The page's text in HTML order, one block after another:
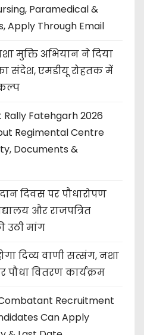
Paramedical &
Apply Through Email
मुक्ति अभियान ने दिया
संदेश, एमडीयू रोहतक में
Fatehgarh 2026
Regimental Centre
Documents &
दिवस पर पौधारोपण
और राजपत्रित
मांग
दिव्य वाणी सत्संग, नशा
पौधा वितरण कार्यक्रम
Recruitment
Can Apply